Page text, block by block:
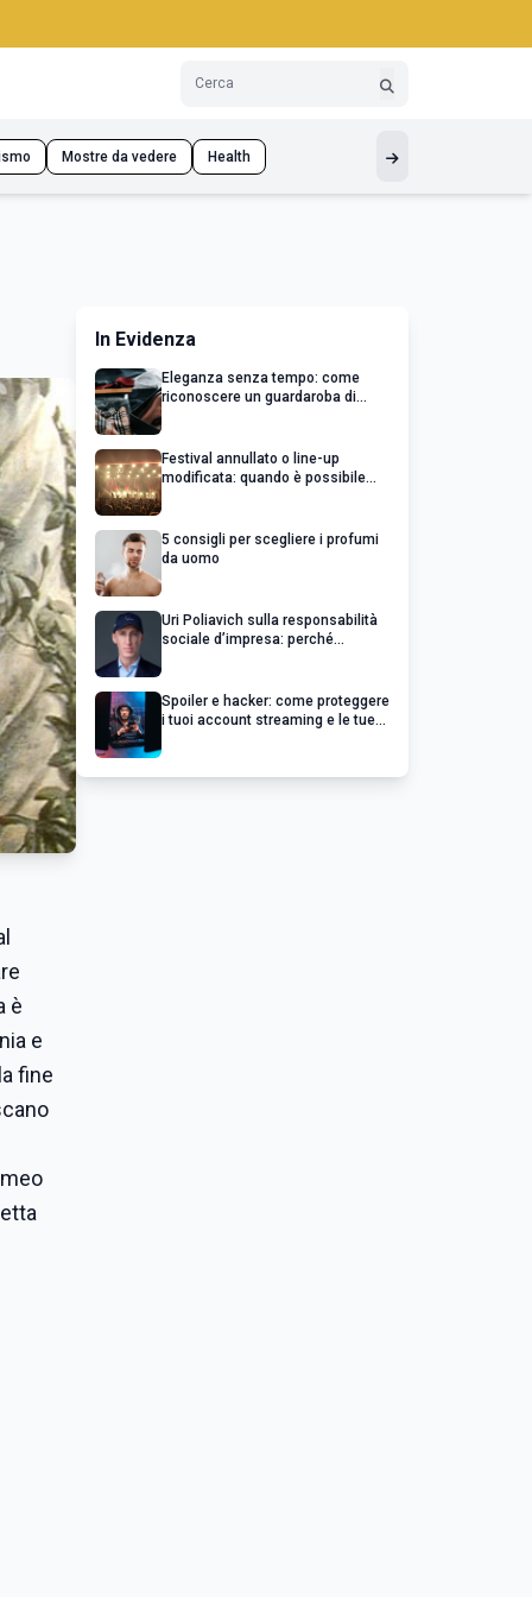
Mostre da vedere Health
è
e
fine
In Evidenza
Eleganza senza tempo: come
riconoscere un guardaroba di
Festival annullato o line-up
modificata: quando è possibile
5 consigli per scegliere i profumi
da uomo
Uri Poliavich sulla responsabilità
sociale d’impresa: perché
Spoiler e hacker: come proteggere
i tuoi account streaming e le tue